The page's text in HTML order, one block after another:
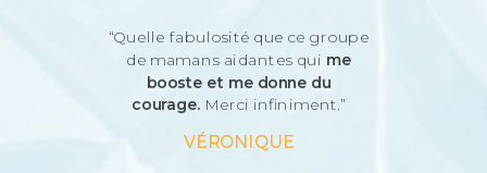
“Quelle fabulosité que ce groupe
de mamans aidantes qui me
booste et me donne du
courage. Merci infiniment.”
VÉRONIQUE